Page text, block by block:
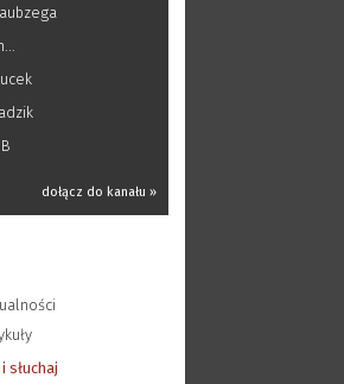
dołącz do kanału »
słuchaj